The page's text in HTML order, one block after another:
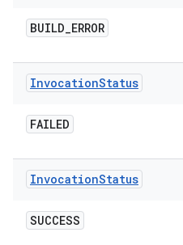
BUILD_ERROR
InvocationStatus
FAILED
InvocationStatus
SUCCESS